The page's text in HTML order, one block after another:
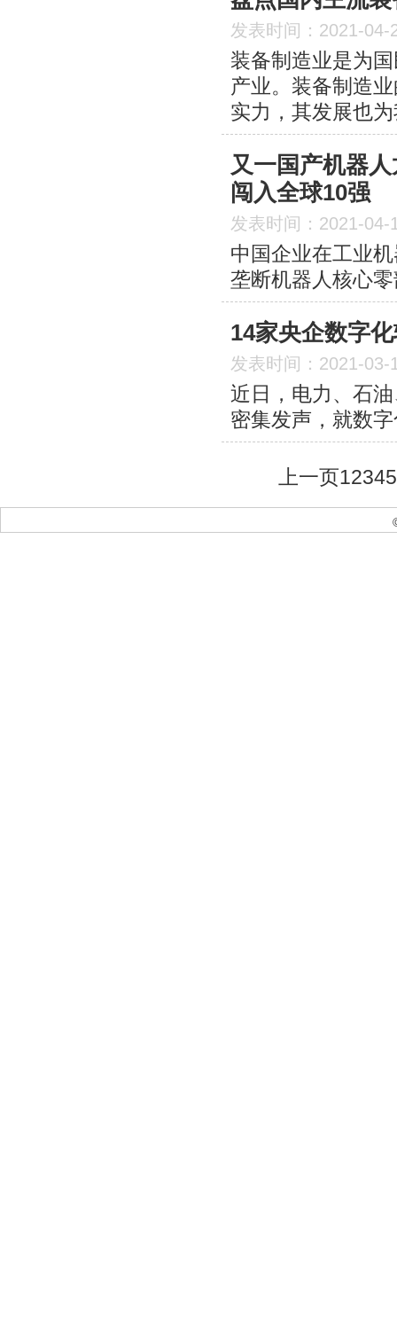
发表时间：2021-04-
装备制造业是为
产业。装备制造
实力，其发展也
又一国产机器
闯入全球10强
发表时间：2021-04-
中国企业在工业
垄断机器人核心
14家央企数字
发表时间：2021-03-
近日，电力、石
密集发声，就数
上一页12345